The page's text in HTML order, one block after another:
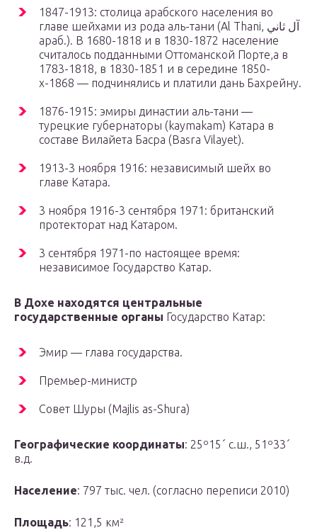
1847-1913: столица арабского населения во
главе шейхами из рода аль-тани (Al Thani, آل ثاني
араб.). В 1680-1818 и в 1830-1872 население
считалось подданными Оттоманской Порте,а в
1783-1818, в 1830-1851 и в середине 1850-
х-1868 — подчинялись и платили дань Бахрейну.
1876-1915: эмиры династии аль-тани —
турецкие губернаторы (kaymakam) Катара в
составе Вилайета Басра (Basra Vilayet).
1913-3 ноября 1916: независимый шейх во
главе Катара.
3 ноября 1916-3 сентября 1971: британский
протекторат над Катаром.
3 сентября 1971-по настоящее время:
независимое Государство Катар.
В Дохе находятся центральные
государственные органы Государство Катар:
Эмир — глава государства.
Премьер-министр
Совет Шуры (Majlis as-Shura)
Географические координаты: 25º15´ с.ш., 51º33´
в.д.
Население: 797 тыс. чел. (согласно переписи 2010)
Площадь: 121,5 км²